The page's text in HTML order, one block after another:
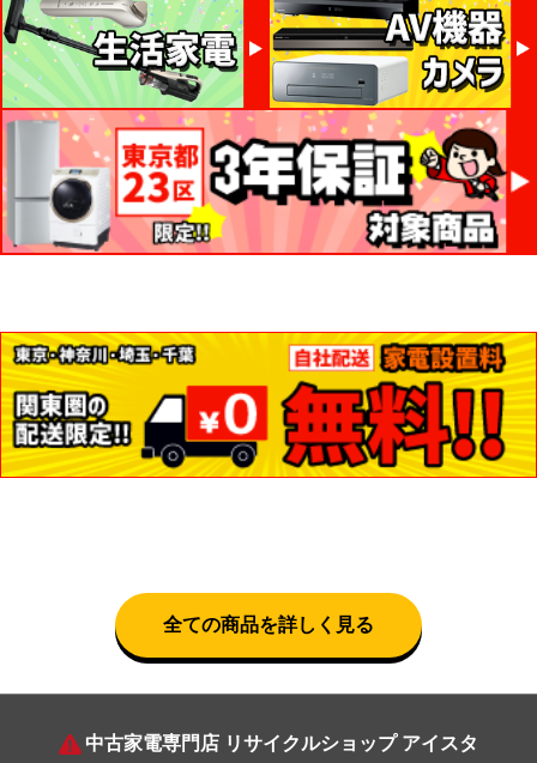
全ての商品を詳しく見る
中古家電専門店 リサイクルショップ アイスタ